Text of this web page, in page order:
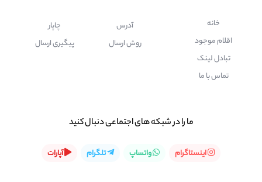
خانه
اقلام موجود
تبادل لینک
تماس با ما
آدرس
روش ارسال
چاپار
پیگیری ارسال
ما را در شبكه های اجتماعی دنبال کنید
اینستاگرام واتساپ تلگرام آپارات